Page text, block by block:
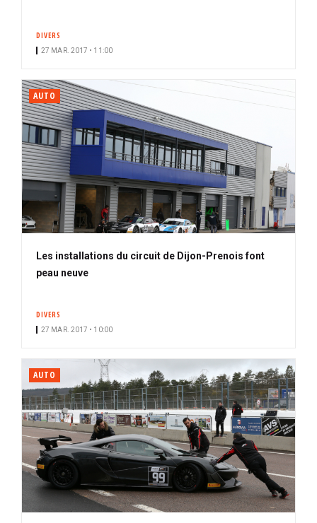
DIVERS
27 MAR. 2017 • 11:00
AUTO
Les installations du circuit de Dijon-Prenois font
peau neuve
DIVERS
27 MAR. 2017 • 10:00
AUTO